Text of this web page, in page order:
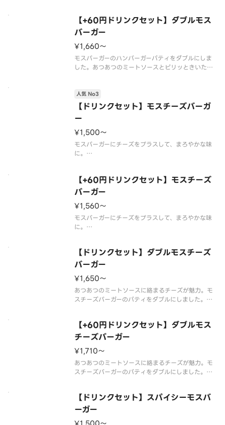
期間内に販売を終了する場合がございます。※食材
の増減量・不使用等のご要望には
【+60円ドリンクセット】ダブルモス
バーガー
¥1,660〜
モスバーガーのハンバーガーパティをダブルにしま
した。あつあつのミートソースとピリッときいた玉
期間内に販売を終了する場合がございます。※食材
の増減量・不使用等のご要望には
【ドリンクセット】モスチーズバーガ
ー
人気 No3
¥1,500〜
モスバーガーにチーズをプラスして、まろやかな味
に。
※店舗によっては使用食材や野菜のカット方法が異
なる場合があります。
【+60円ドリンクセット】モスチーズ
バーガー
¥1,560〜
モスバーガーにチーズをプラスして、まろやかな味
に。
チェックを付けた場合でスープを2種以上ご購入の場
合はすべてのスプーンが提供されません。
【ドリンクセット】ダブルモスチーズ
バーガー
¥1,650〜
あつあつのミートソースに絡まるチーズが魅力。モ
スチーズバーガーのパティをダブルにしました。※
ございます。※食材の増減量・不使用等のご要望に
はお応えいたしかねます。※商品
【+60円ドリンクセット】ダブルモス
チーズバーガー
¥1,710〜
あつあつのミートソースに絡まるチーズが魅力。モ
スチーズバーガーのパティをダブルにしました。※
ございます。※食材の増減量・不使用等のご要望に
はお応えいたしかねます。※商品
【ドリンクセット】スパイシーモスバ
ーガー